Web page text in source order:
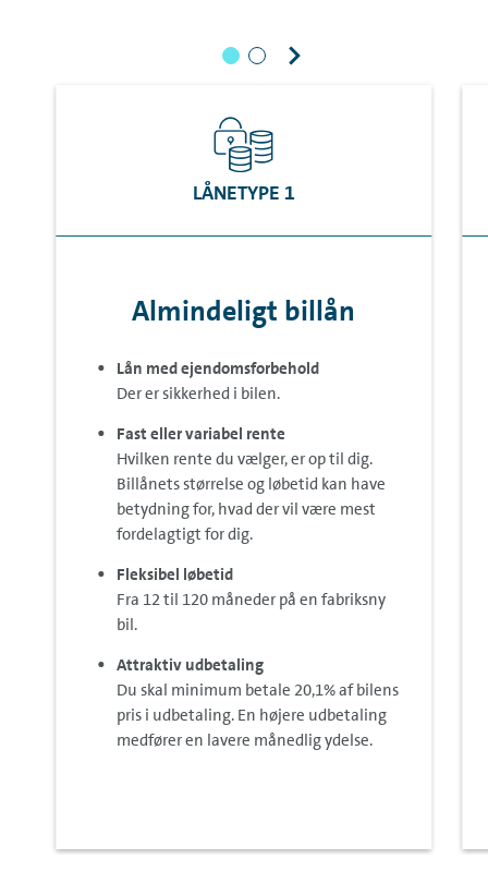
LÅNETYPE 1
Almindeligt billån
Lån med ejendomsforbehold
Der er sikkerhed i bilen.
Fast eller variabel rente
Hvilken rente du vælger, er op til dig.
Billånets størrelse og løbetid kan have
betydning for, hvad der vil være mest
fordelagtigt for dig.
Fleksibel løbetid
Fra 12 til 120 måneder på en fabriksny
bil.
Attraktiv udbetaling
Du skal minimum betale 20,1% af bilens
pris i udbetaling. En højere udbetaling
medfører en lavere månedlig ydelse.